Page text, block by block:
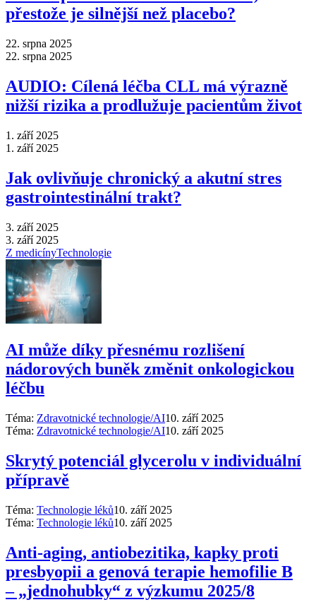
přestože je silnější než placebo?
22. srpna 2025
22. srpna 2025
AUDIO: Cílená léčba CLL má výrazně
nižší rizika a prodlužuje pacientům život
1. září 2025
1. září 2025
Jak ovlivňuje chronický a akutní stres
gastrointestinální trakt?
3. září 2025
3. září 2025
Z medicínyTechnologie
AI může díky přesnému rozlišení
nádorových buněk změnit onkologickou
léčbu
Téma: Zdravotnické technologie/AI10. září 2025
Téma: Zdravotnické technologie/AI10. září 2025
Skrytý potenciál glycerolu v individuální
přípravě
Téma: Technologie léků10. září 2025
Téma: Technologie léků10. září 2025
Anti‑aging, antiobezitika, kapky proti
presbyopii a genová terapie hemofilie B
–⁠ „jednohubky“ z výzkumu 2025/8